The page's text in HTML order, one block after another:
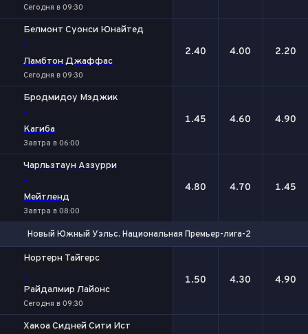
Сегодня в 09:30
Белмонт Суонси Юнайтед
-
Ламбтон Джаффас
Сегодня в 09:30
2.40 4.00 2.20
Бродмидоу Мэджик
-
Кагиба
Завтра в 06:00
1.45 4.60 4.90
Чарльзтаун Аззурри
-
Мейтленд
Завтра в 08:00
4.80 4.70 1.45
Новый Южный Уэльс. Национальная Премьер-лига-2
Нортерн Тайгерс
-
Райдалмир Лайонс
Сегодня в 09:30
1.50 4.30 4.90
Хакоа Сидней Сити Ист